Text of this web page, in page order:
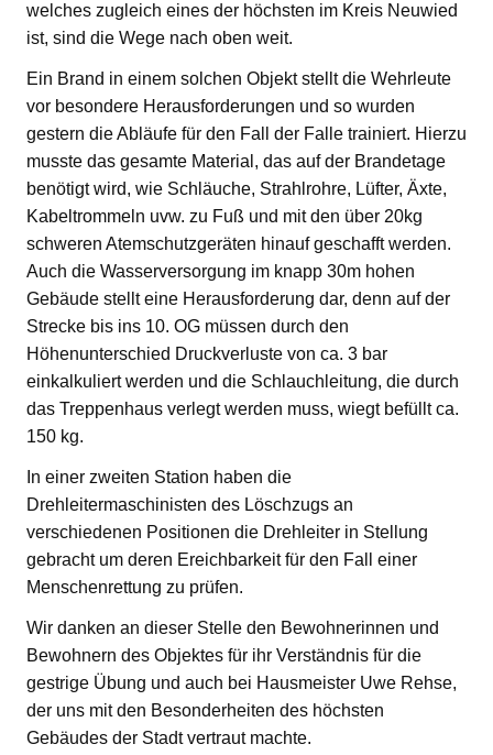
welches zugleich eines der höchsten im Kreis Neuwied
ist, sind die Wege nach oben weit.
Ein Brand in einem solchen Objekt stellt die Wehrleute
vor besondere Herausforderungen und so wurden
gestern die Abläufe für den Fall der Falle trainiert. Hierzu
musste das gesamte Material, das auf der Brandetage
benötigt wird, wie Schläuche, Strahlrohre, Lüfter, Äxte,
Kabeltrommeln uvw. zu Fuß und mit den über 20kg
schweren Atemschutzgeräten hinauf geschafft werden.
Auch die Wasserversorgung im knapp 30m hohen
Gebäude stellt eine Herausforderung dar, denn auf der
Strecke bis ins 10. OG müssen durch den
Höhenunterschied Druckverluste von ca. 3 bar
einkalkuliert werden und die Schlauchleitung, die durch
das Treppenhaus verlegt werden muss, wiegt befüllt ca.
150 kg.
In einer zweiten Station haben die
Drehleitermaschinisten des Löschzugs an
verschiedenen Positionen die Drehleiter in Stellung
gebracht um deren Ereichbarkeit für den Fall einer
Menschenrettung zu prüfen.
Wir danken an dieser Stelle den Bewohnerinnen und
Bewohnern des Objektes für ihr Verständnis für die
gestrige Übung und auch bei Hausmeister Uwe Rehse,
der uns mit den Besonderheiten des höchsten
Gebäudes der Stadt vertraut machte.